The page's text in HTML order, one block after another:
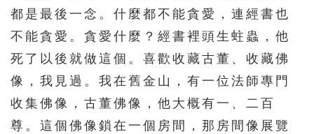
都是最後一念。什麼都不能貪愛，連經書也
不能貪愛。貪愛什麼？經書裡頭生蛀蟲，他
死了以後就做這個。喜歡收藏古董、收藏佛
像，我見過。我在舊金山，有一位法師專門
收集佛像，古董佛像，他大概有一、二百
尊。這個佛像鎖在一個房間，那房間像展覽